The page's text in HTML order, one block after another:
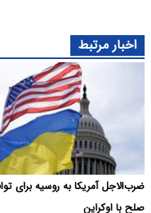
اخبار مرتبط
ضرب‌الاجل آمریکا به روسیه برای
صلح با اوکراین